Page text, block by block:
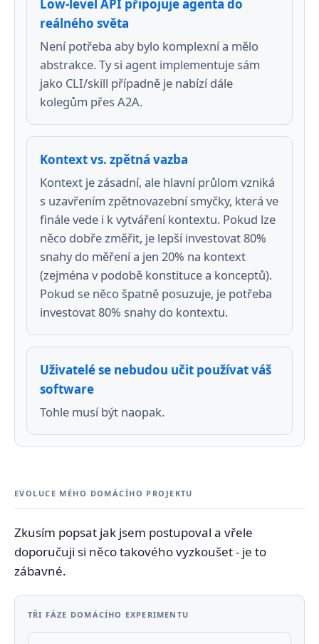
Low-level API připojuje agenta do
reálného světa
Není potřeba aby bylo komplexní a mělo
abstrakce. Ty si agent implementuje sám
jako CLI/skill případně je nabízí dále
kolegům přes A2A.
Kontext vs. zpětná vazba
Kontext je zásadní, ale hlavní průlom vzniká
s uzavřením zpětnovazební smyčky, která ve
finále vede i k vytváření kontextu. Pokud lze
něco dobře změřit, je lepší investovat 80%
snahy do měření a jen 20% na kontext
(zejména v podobě konstituce a konceptů).
Pokud se něco špatně posuzuje, je potřeba
investovat 80% snahy do kontextu.
Uživatelé se nebudou učit používat váš
software
Tohle musí být naopak.
EVOLUCE MÉHO DOMÁCÍHO PROJEKTU
Zkusím popsat jak jsem postupoval a vřele
doporučuji si něco takového vyzkoušet - je to
zábavné.
TŘI FÁZE DOMÁCÍHO EXPERIMENTU